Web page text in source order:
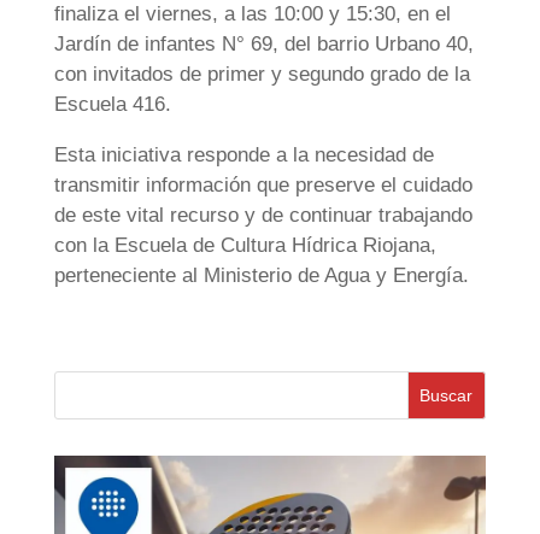
finaliza el viernes, a las 10:00 y 15:30, en el
Jardín de infantes N° 69, del barrio Urbano 40,
con invitados de primer y segundo grado de la
Escuela 416.
Esta iniciativa responde a la necesidad de
transmitir información que preserve el cuidado
de este vital recurso y de continuar trabajando
con la Escuela de Cultura Hídrica Riojana,
perteneciente al Ministerio de Agua y Energía.
Buscar